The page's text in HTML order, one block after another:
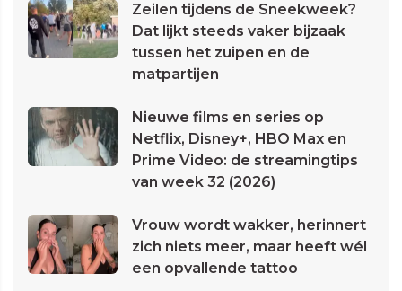
Zeilen tijdens de Sneekweek?
Dat lijkt steeds vaker bijzaak
tussen het zuipen en de
matpartijen
Nieuwe films en series op
Netflix, Disney+, HBO Max en
Prime Video: de streamingtips
van week 32 (2026)
Vrouw wordt wakker, herinnert
zich niets meer, maar heeft wél
een opvallende tattoo